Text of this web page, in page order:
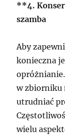
**4.
szamba
Aby
konieczna
w zbiorniku
utrudniać
wielu